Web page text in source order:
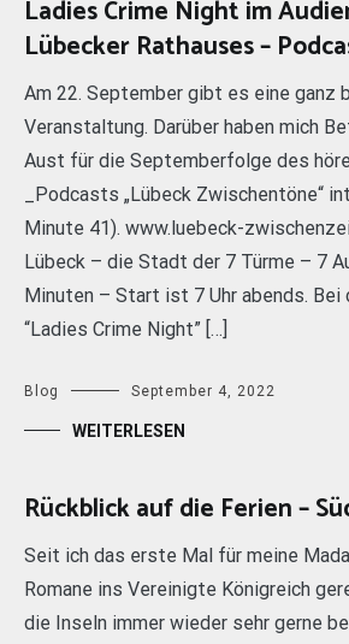
Ladies Crime Night im
Lübecker Rathauses –
Am 22. September gibt es eine ganz
Veranstaltung. Darüber haben mich
Aust für die Septemberfolge des
_Podcasts „Lübeck Zwischentöne“
Minute 41). www.luebeck-
Lübeck – die Stadt der 7 Türme – 7
Minuten – Start ist 7 Uhr abends. Bei
“Ladies Crime Night” […]
Blog September 4, 2022
WEITERLESEN
Rückblick auf die Ferien –
Seit ich das erste Mal für meine
Romane ins Vereinigte Königreich
die Inseln immer wieder sehr gerne